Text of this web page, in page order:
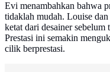
Evi menambahkan bahwa
tidaklah mudah. Louise
ketat dari desainer
Prestasi ini semakin
cilik berprestasi.